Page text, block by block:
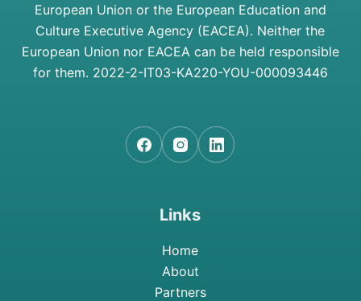
European Union or the European Education and
Culture Executive Agency (EACEA). Neither the
European Union nor EACEA can be held responsible
for them. 2022-2-IT03-KA220-YOU-000093446
Links
Home
About
Partners